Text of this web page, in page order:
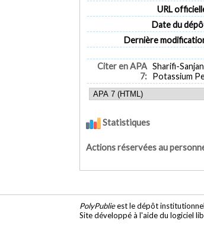
URL
Date du
Dernière
Citer en APA
7:
Sharifi-
Potassium
Statistiques
Actions réservées au
PolyPublieest le dépôt
Site développé à l'aide du logiciel